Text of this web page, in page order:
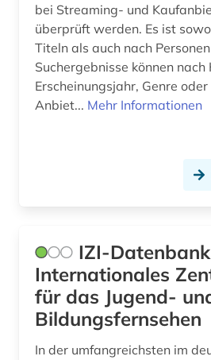
bei Streaming- und
überprüft werden. Es ist
Titeln als auch nach
Suchergebnisse können
Erscheinungsjahr, Genre
Anbiet... Mehr Informationen
IZI-
Internationales
für das Jugend-
Bildungsfernsehen
In der umfangreichsten im